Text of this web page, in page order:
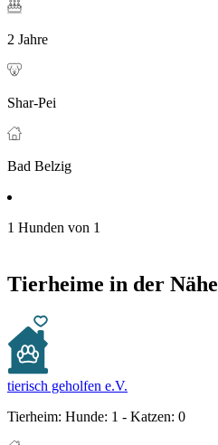
2 Jahre
Shar-Pei
Bad Belzig
1 Hunden von 1
Tierheime in der Nähe
tierisch geholfen e.V.
Tierheim: Hunde: 1 - Katzen: 0